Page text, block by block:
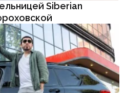
Siberian